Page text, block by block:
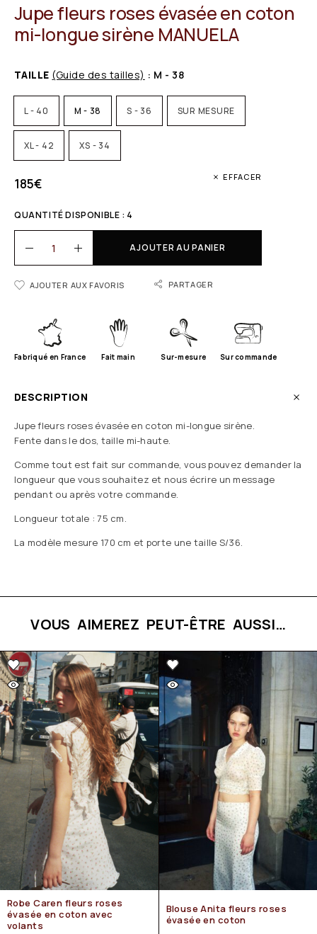
Jupe fleurs roses évasée en coton
mi-longue sirène MANUELA
TAILLE (Guide des tailles) : M - 38
L - 40 M - 38 S - 36 SUR MESURE
XL - 42 XS - 34
EFFACER
185€
QUANTITÉ DISPONIBLE : 4
AJOUTER AU PANIER
AJOUTER AUX FAVORIS PARTAGER
Fabriqué en France Fait main Sur-mesure Sur commande
DESCRIPTION
Jupe fleurs roses évasée en coton mi-longue sirène.
Fente dans le dos, taille mi-haute.
Comme tout est fait sur commande, vous pouvez demander la
longueur que vous souhaitez et nous écrire un message
pendant ou après votre commande.
Longueur totale : 75 cm.
La modèle mesure 170 cm et porte une taille S/36.
VOUS AIMEREZ PEUT-ÊTRE AUSSI…
Robe Caren fleurs roses
évasée en coton avec
volants
Blouse Anita fleurs roses
évasée en coton